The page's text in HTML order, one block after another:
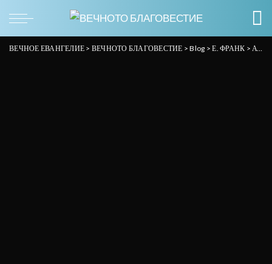
ВЕЧНОЕ ЕВАНГЕЛИЕ > ВЕЧНОТО БЛАГОВЕСТИЕ >Blog >Е. ФРАНК >Аудио проповеди